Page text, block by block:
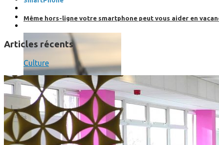
Même hors-ligne votre smartphone peut vous aider en
Articles récents
Culture